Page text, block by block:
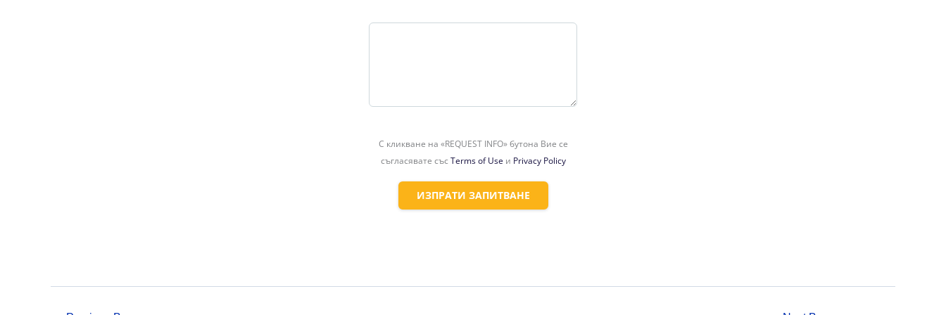
С кликване на «REQUEST INFO» бутона Вие се
съгласявате със Terms of Use и Privacy Policy
ИЗПРАТИ ЗАПИТВАНЕ